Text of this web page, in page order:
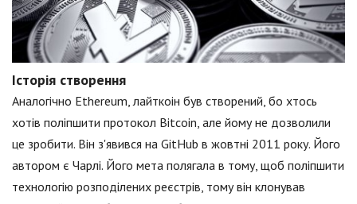
Історія створення
Аналогічно Ethereum, лайткоін був створений, бо хтось
хотів поліпшити протокол Bitcoin, але йому не дозволили
це зробити. Він з'явився на GitHub в жовтні 2011 року. Його
автором є Чарлі. Його мета полягала в тому, щоб поліпшити
технологію розподілених реєстрів, тому він клонував